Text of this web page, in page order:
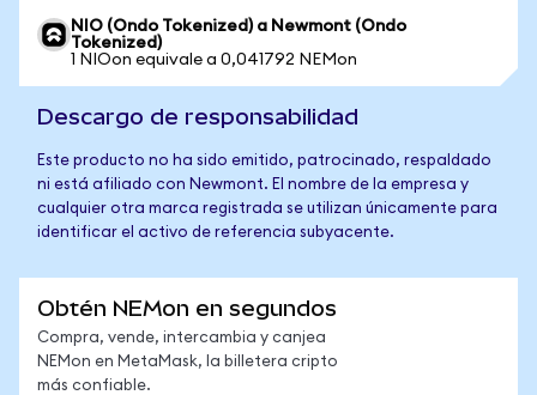
NIO (Ondo Tokenized) a Newmont (Ondo
Tokenized)
1 NIOon equivale a 0,041792 NEMon
Descargo de responsabilidad
Este producto no ha sido emitido, patrocinado, respaldado
ni está afiliado con Newmont. El nombre de la empresa y
cualquier otra marca registrada se utilizan únicamente para
identificar el activo de referencia subyacente.
Obtén NEMon en segundos
Compra, vende, intercambia y canjea
NEMon en MetaMask, la billetera cripto
más confiable.